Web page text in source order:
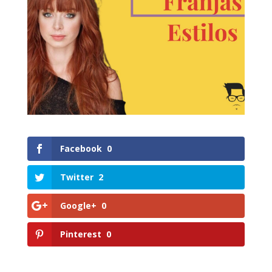
Facebook 0
Twitter 2
Google+ 0
Pinterest 0